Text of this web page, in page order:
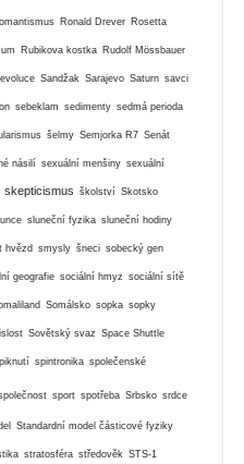
Ronald Drever Rosetta
Rubikova kostka Rudolf Mössbauer
Sandžak Sarajevo Saturn savci
sebeklam sedimenty sedmá perioda
šelmy Semjorka R7 Senát
násilí sexuální menšiny sexuální
skepticismus školství Skotsko
sluneční fyzika sluneční hodiny
hvězd smysly šneci sobecký gen
geografie sociální hmyz sociální sítě
Somálsko sopka sopky
Sovětský svaz Space Shuttle
spintronika společenské
sport spotřeba Srbsko srdce
Standardní model částicové fyziky
stratosféra středověk STS-1